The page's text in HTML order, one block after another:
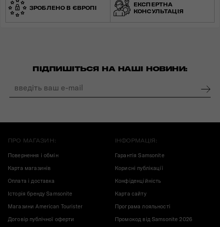
ЗРОБЛЕНО В ЄВРОПІ
ЕКСПЕРТНА
КОНСУЛЬТАЦІЯ
ПІДПИШІТЬСЯ НА НАШІ НОВИНИ:
ПРО МАГАЗИН:
Повернення і обмін
Карта магазинів
Оплата і доставка
Історія бренду Samsonite
Магазини American Tourister
Договір публічної оферти
ІНФОРМАЦІЯ:
Гарантія Samsonite
Корисні публікації
Конфіденційність
Карта сайту
Програма лояльності
Промокод від Samsonite 2026